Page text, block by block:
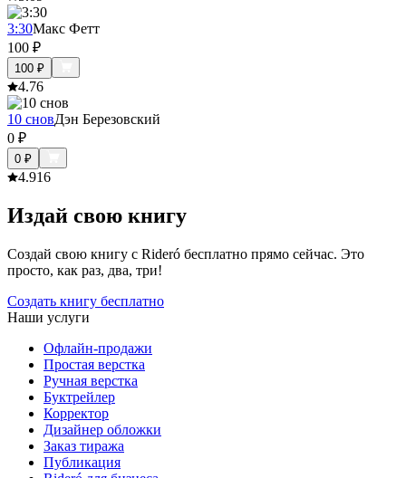
3:30Макс Фетт
100 ₽
100 ₽
4.76
10 сновДэн Березовский
0 ₽
0 ₽
4.916
Издай свою книгу
Создай свою книгу с Rideró бесплатно прямо сейчас. Это
просто, как раз, два, три!
Создать книгу бесплатно
Наши услуги
Офлайн-продажи
Простая верстка
Ручная верстка
Буктрейлер
Корректор
Дизайнер обложки
Заказ тиража
Публикация